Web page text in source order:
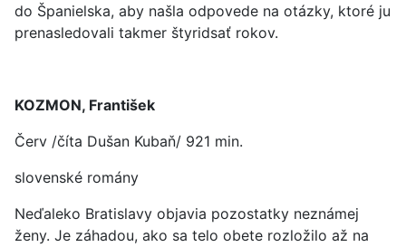
do Španielska, aby našla odpovede na otázky, ktoré ju
prenasledovali takmer štyridsať rokov.
KOZMON, František
Červ /číta Dušan Kubaň/ 921 min.
slovenské romány
Neďaleko Bratislavy objavia pozostatky neznámej
ženy. Je záhadou, ako sa telo obete rozložilo až na